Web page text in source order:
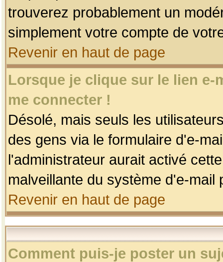
trouverez probablement un
simplement votre compte de
Revenir en haut de page
Lorsque je clique sur le lien
me connecter !
Désolé, mais seuls les
des gens via le formulaire d'e-
l'administrateur aurait activé
malveillante du système d'e-
Revenir en haut de page
Comment puis-je poster un